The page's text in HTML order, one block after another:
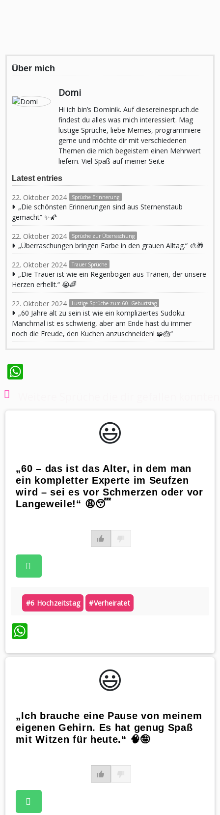
Über mich
Domi
Hi ich bin’s Dominik. Auf diesereinespruch.de
findest du alles was mich interessiert. Mag
lustige Sprüche, liebe Memes, programmiere
gerne und möchte dir mit verschiedenen
Themen die mich begeistern einen Mehrwert
liefern. Viel Spaß auf meiner Seite
Latest entries
22. Oktober 2024 Sprüche Erinnerung
„Die schönsten Erinnerungen sind aus Sternenstaub
gemacht“ ✨🌠
22. Oktober 2024 Sprüche zur Überraschung
„Überraschungen bringen Farbe in den grauen Alltag.“ 🎨🎁
22. Oktober 2024 Trauer Sprüche
„Die Trauer ist wie ein Regenbogen aus Tränen, der unsere
Herzen erhellt.“ 😭🌈
22. Oktober 2024 Lustige Sprüche zum 60. Geburtstag
„60 Jahre alt zu sein ist wie ein kompliziertes Sudoku:
Manchmal ist es schwierig, aber am Ende hast du immer
noch die Freude, den Kuchen anzuschneiden! 🧩🎂“
😃️
„60 – das ist das Alter, in dem man
ein kompletter Experte im Seufzen
wird – sei es vor Schmerzen oder vor
Langeweile!“ 😩😴
#6 Hochzeitstag #verheiratet
WhatsApp
😃️
„Ich brauche eine Pause von meinem
eigenen Gehirn. Es hat genug Spaß
mit Witzen für heute.“ 🧠🤪